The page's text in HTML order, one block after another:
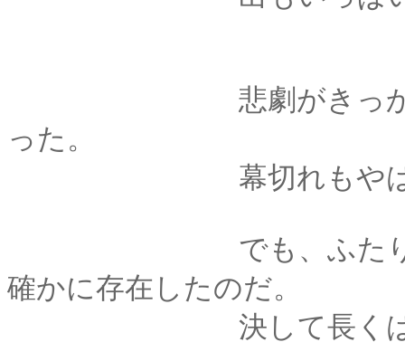
悲劇がきっかけで始
った。
幕切れもやはり、悲
でも、ふたりの間に
確かに存在したのだ。
決して長くはなかっ